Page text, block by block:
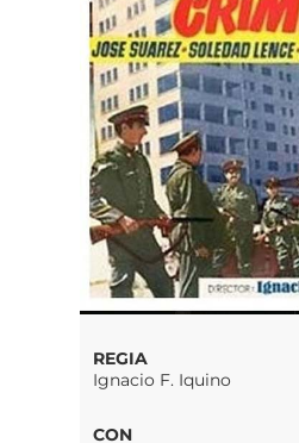
REGIA
Ignacio F. Iquino
CON